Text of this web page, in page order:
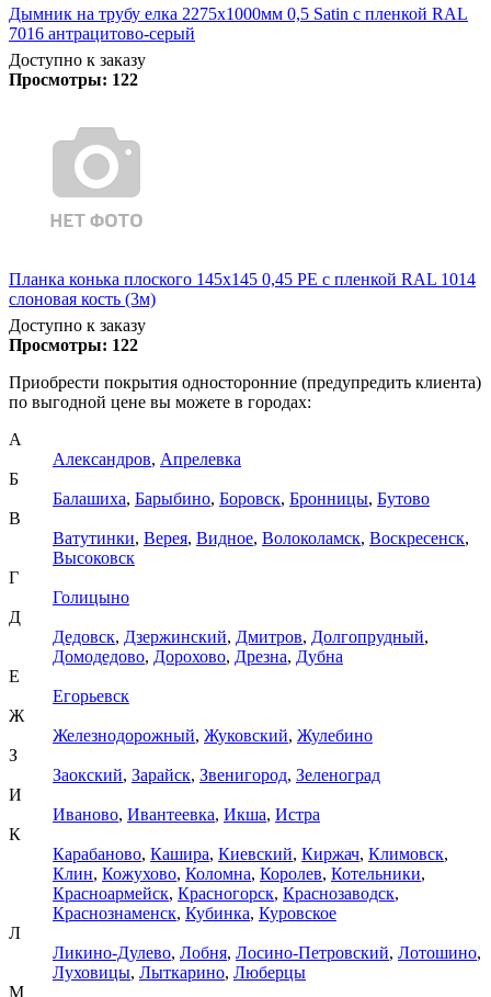
Дымник на трубу елка 2275х1000мм 0,5 Satin с пленкой RAL
7016 антрацитово-серый
Доступно к заказу
Просмотры: 122
Планка конька плоского 145х145 0,45 PE с пленкой RAL 1014
слоновая кость (3м)
Доступно к заказу
Просмотры: 122
Приобрести покрытия односторонние (предупредить клиента)
по выгодной цене вы можете в городах:
А
Александров, Апрелевка
Б
Балашиха, Барыбино, Боровск, Бронницы, Бутово
В
Ватутинки, Верея, Видное, Волоколамск, Воскресенск,
Высоковск
Г
Голицыно
Д
Дедовск, Дзержинский, Дмитров, Долгопрудный,
Домодедово, Дорохово, Дрезна, Дубна
Е
Егорьевск
Ж
Железнодорожный, Жуковский, Жулебино
З
Заокский, Зарайск, Звенигород, Зеленоград
И
Иваново, Ивантеевка, Икша, Истра
К
Карабаново, Кашира, Киевский, Киржач, Климовск,
Клин, Кожухово, Коломна, Королев, Котельники,
Красноармейск, Красногорск, Краснозаводск,
Краснознаменск, Кубинка, Куровское
Л
Ликино-Дулево, Лобня, Лосино-Петровский, Лотошино,
Луховицы, Лыткарино, Люберцы
М